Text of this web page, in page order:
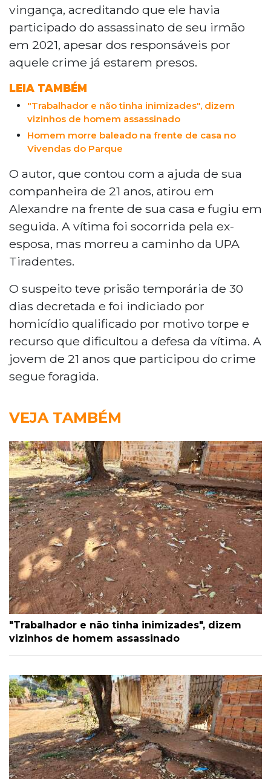
vingança, acreditando que ele havia
participado do assassinato de seu irmão
em 2021, apesar dos responsáveis por
aquele crime já estarem presos.
LEIA TAMBÉM
"Trabalhador e não tinha inimizades", dizem
vizinhos de homem assassinado
Homem morre baleado na frente de casa no
Vivendas do Parque
O autor, que contou com a ajuda de sua
companheira de 21 anos, atirou em
Alexandre na frente de sua casa e fugiu em
seguida. A vítima foi socorrida pela ex-
esposa, mas morreu a caminho da UPA
Tiradentes.
O suspeito teve prisão temporária de 30
dias decretada e foi indiciado por
homicídio qualificado por motivo torpe e
recurso que dificultou a defesa da vítima. A
jovem de 21 anos que participou do crime
segue foragida.
VEJA TAMBÉM
"Trabalhador e não tinha inimizades", dizem
vizinhos de homem assassinado